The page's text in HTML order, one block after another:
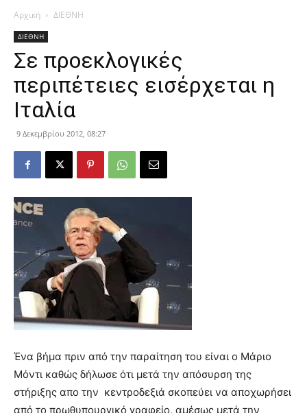
Αρχική ΔΙΕΘΝΗ
ΔΙΕΘΝΗ
Σε προεκλογικές
περιπέτειες εισέρχεται η
Ιταλία
9 Δεκεμβρίου 2012, 08:27
Ένα βήμα πριν από την παραίτηση του είναι ο Μάριο
Μόντι καθώς δήλωσε ότι μετά την απόσυρση της
στήριξης απο την κεντροδεξιά σκοπεύει να αποχωρήσει
από το πρωθυπουργικό γραφείο, αμέσως μετά την